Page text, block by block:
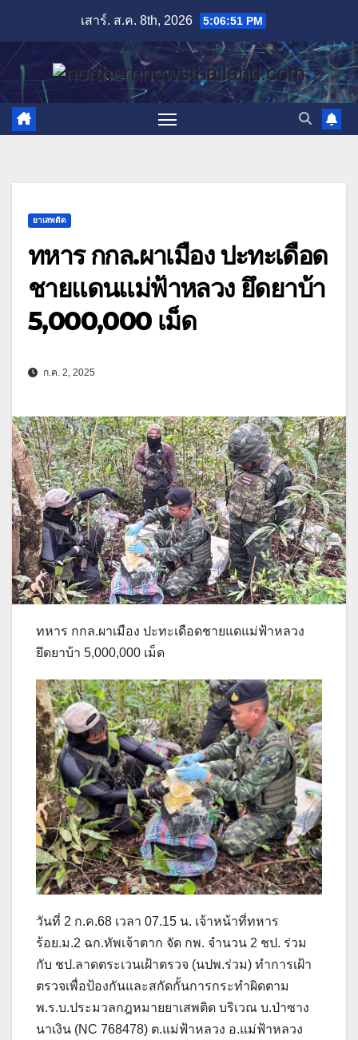
content
เสาร์. ส.ค. 8th, 2026 5:06:52 PM
ยาเสพติด
ทหาร กกล.ผาเมือง ปะทะเดือด
ชายแดนแม่ฟ้าหลวง ยึดยาบ้า
5,000,000 เม็ด
ก.ค. 2, 2025
ทหาร กกล.ผาเมือง ปะทะเดือดชายแดแม่ฟ้าหลวง
ยึดยาบ้า 5,000,000 เม็ด
วันที่ 2 ก.ค.68 เวลา 07.15 น. เจ้าหน้าที่ทหาร
ร้อย.ม.2 ฉก.ทัพเจ้าตาก จัด กพ. จำนวน 2 ชป. ร่วม
กับ ชป.ลาดตระเวนเฝ้าตรวจ (นปพ.ร่วม) ทำการเฝ้า
ตรวจเพื่อป้องกันและสกัดกั้นการกระทำผิดตาม
พ.ร.บ.ประมวลกฎหมายยาเสพติด บริเวณ บ.ป่าซาง
นาเงิน (NC 768478) ต.แม่ฟ้าหลวง อ.แม่ฟ้าหลวง